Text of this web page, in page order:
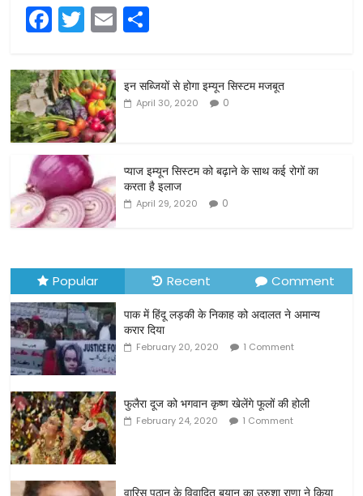
F
c
e
b
o
o
k
T
itt
er
E
ar
e
इन सब्जियों से होगा इम्यून सिस्टम मजबूत
April 30, 2020 0
प्याज इम्यून सिस्टम को बढ़ाने के साथ कई रोगों का
करता है इलाज
April 29, 2020 0
Popular Recent Comment
पाक में हिंदू लड़की के निकाह को अदालत ने अमान्य
करार दिया
February 20, 2020 1 Comment
फुलैरा दूज को भगवान कृष्ण खेलेंगे फूलों की होली
February 24, 2020 1 Comment
वारिस पठान के विवादित बयान का उरुशा राणा ने किया